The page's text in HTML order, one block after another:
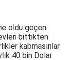
oldu geçen
bittikten
kabmasınlar
40 bin Dolar